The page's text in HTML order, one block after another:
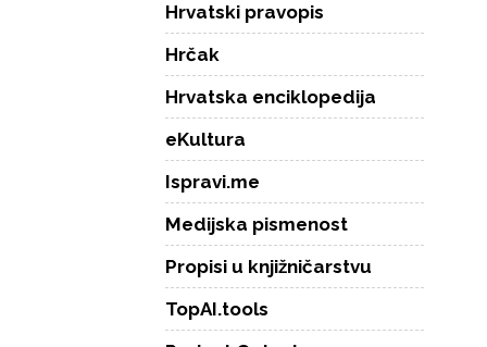
Hrvatski pravopis
Hrčak
Hrvatska enciklopedija
eKultura
Ispravi.me
Medijska pismenost
Propisi u knjižničarstvu
TopAI.tools